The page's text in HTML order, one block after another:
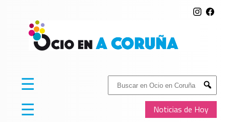
Buscar:
Submit
Noticias de Hoy
☰
☰